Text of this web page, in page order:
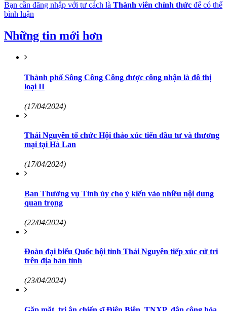
Bạn cần đăng nhập với tư cách là Thành viên chính thức để có thể
bình luận
Những tin mới hơn
Thành phố Sông Công Công được công nhận là đô thị
loại II
(17/04/2024)
Thái Nguyên tổ chức Hội thảo xúc tiến đầu tư và thương
mại tại Hà Lan
(17/04/2024)
Ban Thường vụ Tỉnh ủy cho ý kiến vào nhiều nội dung
quan trọng
(22/04/2024)
Đoàn đại biểu Quốc hội tỉnh Thái Nguyên tiếp xúc cử tri
trên địa bàn tỉnh
(23/04/2024)